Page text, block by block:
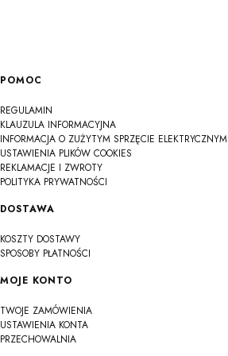
Linki w stopce
POMOC
REGULAMIN
KLAUZULA INFORMACYJNA
INFORMACJA O ZUŻYTYM SPRZĘCIE ELEKTRYCZNYM
USTAWIENIA PLIKÓW COOKIES
REKLAMACJE I ZWROTY
POLITYKA PRYWATNOŚCI
DOSTAWA
KOSZTY DOSTAWY
SPOSOBY PŁATNOŚCI
MOJE KONTO
TWOJE ZAMÓWIENIA
USTAWIENIA KONTA
PRZECHOWALNIA